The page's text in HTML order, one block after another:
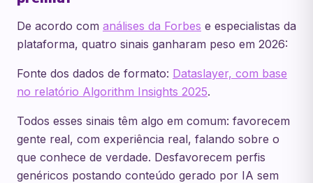
De acordo com análises da Forbes e especialistas da
plataforma, quatro sinais ganharam peso em 2026:
Fonte dos dados de formato: Dataslayer, com base
no relatório Algorithm Insights 2025.
Todos esses sinais têm algo em comum: favorecem
gente real, com experiência real, falando sobre o
que conhece de verdade. Desfavorecem perfis
genéricos postando conteúdo gerado por IA sem